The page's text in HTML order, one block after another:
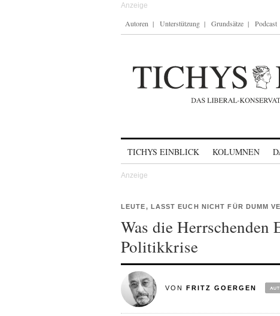
Autoren Unterstützung Grundsätze Podcast
TICHYS EINBLICK KOLUMNEN
LEUTE, LASST EUCH NICHT FÜR DUMM
Was die Herrschenden
Politikkrise
VON FRITZ GOERGEN